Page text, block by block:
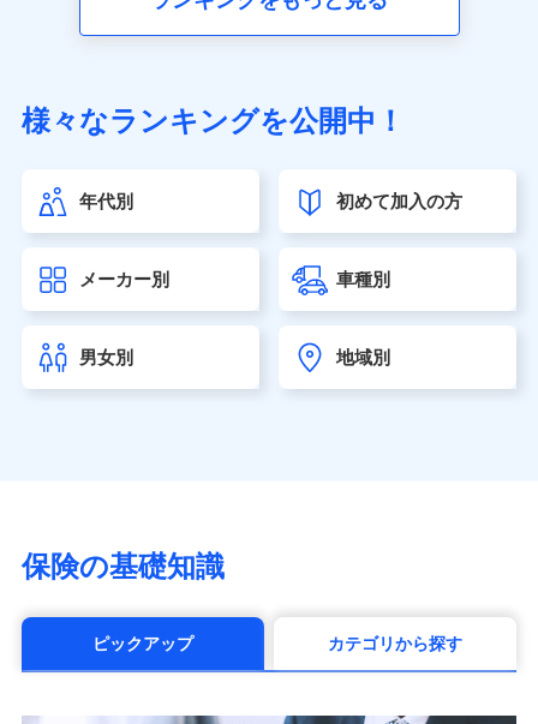
（https://www.sonylife.co.jp）
第一ネオ生命保険株式会社（https://neofirst.co.jp/）
大樹生命保険株式会社（https://www.taiju-life.co.jp）
seimei.co.jp）
チューリッヒ生命保険株式会社
東京海上日動あんしん生命保険株式会社
（https://www.tmn-anshin.co.jp/）
マニュライフ生命保険株式会社
（https://www.manulife.co.jp/）
（https://www.msa-life.co.jp/）
メットライフ生命株式会社(https://www.metlife.co.jp/)
様々なランキングを公開中！
年代別 初めて加入の方
メーカー別 車種別
男女別 地域別
保険の基礎知識
ピックアップ カテゴリから探す